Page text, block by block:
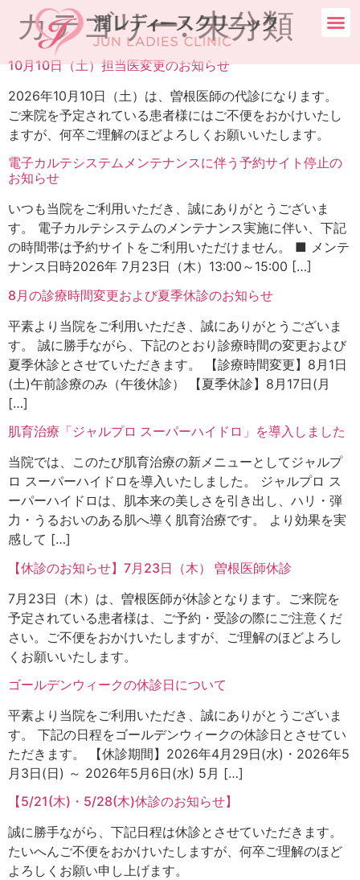
カテゴリー:未分類
10月10日（土）担当医変更のお知らせ
2026年10月10日（土）は、曽根医師の代診になります。
ご来院を予定されている患者様にはご不便をおかけいたし
ますが、何卒ご理解のほどよろしくお願いいたします。
電子カルテシステムメンテナンスに伴う予約サイト停止の
お知らせ
いつも当院をご利用いただき、誠にありがとうございま
す。 電子カルテシステムのメンテナンス実施に伴い、下記
の時間帯は予約サイトをご利用いただけません。 ■ メンテ
ナンス日時2026年 7月23日（木）13:00～15:00 […]
8月の診療時間変更および夏季休診のお知らせ
平素より当院をご利用いただき、誠にありがとうございま
す。 誠に勝手ながら、下記のとおり診療時間の変更および
夏季休診とさせていただきます。 【診療時間変更】8月1日
(土)午前診療のみ（午後休診） 【夏季休診】8月17日(月
[…]
肌育治療「ジャルプロ スーパーハイドロ」を導入しました
当院では、このたび肌育治療の新メニューとしてジャルプ
ロ スーパーハイドロを導入いたしました。 ジャルプロ ス
ーパーハイドロは、肌本来の美しさを引き出し、ハリ・弾
力・うるおいのある肌へ導く肌育治療です。 より効果を実
感して […]
【休診のお知らせ】7月23日（木） 曽根医師休診
7月23日（木）は、曽根医師が休診となります。ご来院を
予定されている患者様は、ご予約・受診の際にご注意くだ
さい。ご不便をおかけいたしますが、ご理解のほどよろし
くお願いいたします。
ゴールデンウィークの休診日について
平素より当院をご利用いただき、誠にありがとうございま
す。 下記の日程をゴールデンウィークの休診日とさせてい
ただきます。 【休診期間】2026年4月29日(水)・2026年5
月3日(日) ～ 2026年5月6日(水) 5月 […]
【5/21(木)・5/28(木)休診のお知らせ】
誠に勝手ながら、下記日程は休診とさせていただきます。
たいへんご不便をおかけいたしますが、何卒ご理解のほど
よろしくお願い申し上げます。